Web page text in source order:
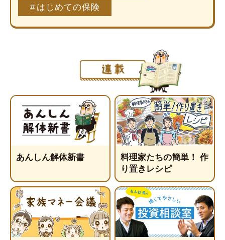
はじめての保険
あんしん解体新書
料理家たちの簡単！ 作
り置きレシピ